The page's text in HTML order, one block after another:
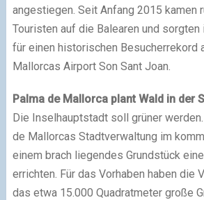
angestiegen. Seit Anfang 2015 kamen
Touristen auf die Balearen und
für einen historischen Besucherrekord
Mallorcas Airport Son Sant Joan.
Palma de Mallorca plant Wald in der
Die Inselhauptstadt soll grüner
de Mallorcas Stadtverwaltung im
einem brach liegendes Grundstück
errichten. Für das Vorhaben haben die
das etwa 15.000 Quadratmeter große